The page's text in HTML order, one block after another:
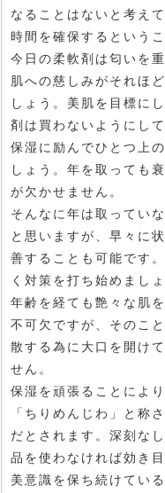
なることはないと考え
時間を確保するという
今日の柔軟剤は匂いを
肌への慈しみがそれほ
しょう。美肌を目標に
剤は買わないようにして
保湿に励んでひとつ上
しょう。年を取っても
が欠かせません。
そんなに年は取ってい
と思いますが、早々に
善することも可能です
く対策を打ち始めましょ
年齢を経ても艶々な肌
不可欠ですが、そのこ
散する為に大口を開け
せん。
保湿を頑張ることによ
「ちりめんじわ」と称
だとされます。深刻な
品を使わなければ効き
美意識を保ち続けてい